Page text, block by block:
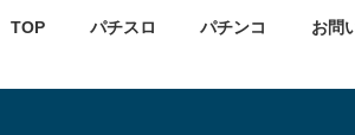
TOP パチスロ パチンコ お問